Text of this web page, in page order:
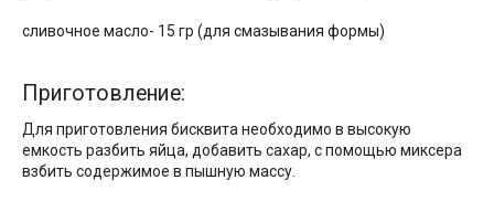
сливочное масло- 15 гр (для смазывания формы)
Приготовление:
Для приготовления бисквита необходимо в высокую
емкость разбить яйца, добавить сахар, с помощью миксера
взбить содержимое в пышную массу.